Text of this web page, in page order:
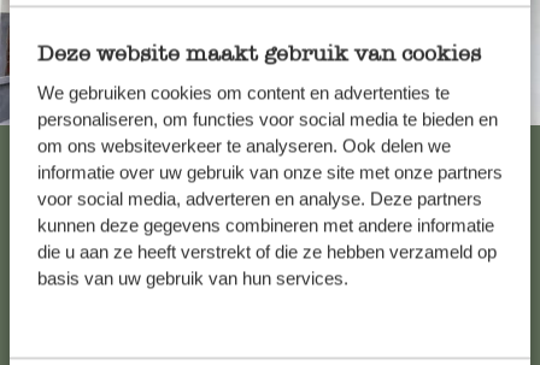
Deze website maakt gebruik van cookies
We gebruiken cookies om content en advertenties te
personaliseren, om functies voor social media te bieden en
om ons websiteverkeer te analyseren. Ook delen we
informatie over uw gebruik van onze site met onze partners
voor social media, adverteren en analyse. Deze partners
kunnen deze gegevens combineren met andere informatie
die u aan ze heeft verstrekt of die ze hebben verzameld op
basis van uw gebruik van hun services.
Altijd in de buurt
Bekijk alle 62 winkels
Klantenservice
21 oktober 2024
Enkel een score, geen toelichting